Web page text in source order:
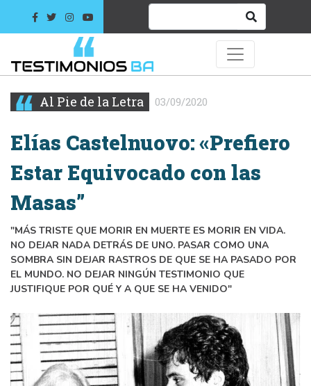
Al Pie de la Letra 03/09/2020
Elías Castelnuovo: «Prefiero
Estar Equivocado con las
Masas”
"MÁS TRISTE QUE MORIR EN MUERTE ES MORIR EN VIDA.
NO DEJAR NADA DETRÁS DE UNO. PASAR COMO UNA
SOMBRA SIN DEJAR RASTROS DE QUE SE HA PASADO POR
EL MUNDO. NO DEJAR NINGÚN TESTIMONIO QUE
JUSTIFIQUE POR QUÉ Y A QUE SE HA VENIDO"